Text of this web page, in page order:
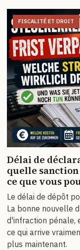
FISCALITÉ ET DROIT
Délai de
quelle
ce que vous
Le délai de dépôt
La bonne nouvelle
d'infraction pénale,
ce qui arrive
plus maintenant.